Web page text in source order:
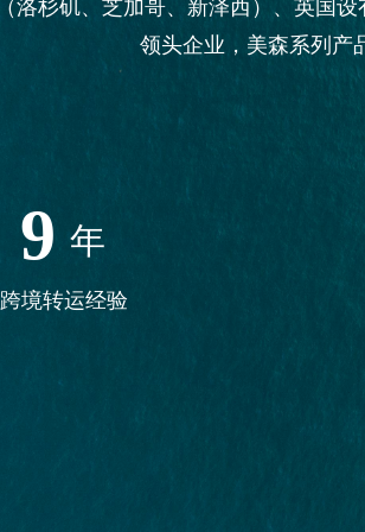
（洛杉矶、芝加哥、新泽西）、英国
领头企业，美森系列产
9
跨境转运经验
年